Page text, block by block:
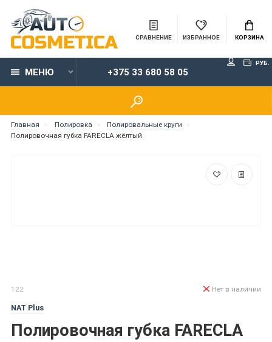
СРАВНЕНИЕ ИЗБРАННОЕ КОРЗИНА
МЕНЮ +375 33 680 58 05
РУБ.
Главная Полировка
Полировальные круги
Полировочная губка FARECLA жёлтый
122
NAT Plus
Полировочная губка FARECLA
Нет в наличии